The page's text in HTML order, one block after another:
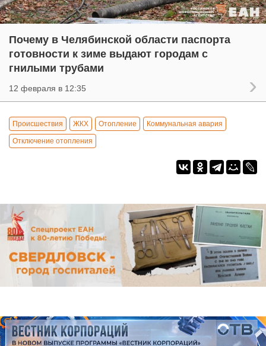
Почему в Челябинской области паспорта
готовности к зиме выдают городам с
гнилыми трубами
12 февраля в 12:35
Происшествия ЖКХ Отопление Коммунальная авария
Отключение отопления